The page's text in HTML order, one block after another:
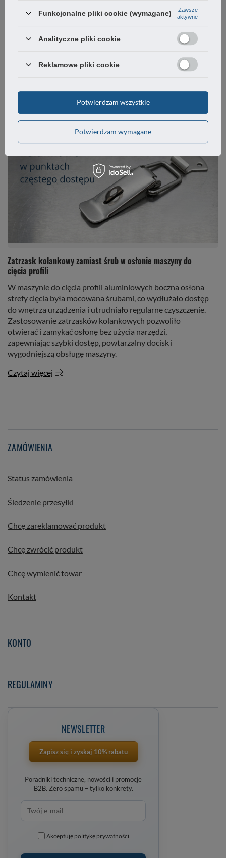
Z NASZEGO BLOGA
Zatrzask kolankowy zamiast śrub w osłonie maszyny do
cięcia profili
W maszynie do cięcia profili aluminiowych boczna osłona
strefy cięcia była mocowana śrubami, co wydłużało dostęp
do wnętrza urządzenia i utrudniało regularne czyszczenie.
Zastosowanie zatrzasków kolankowych pozwoliło
otwierać i zamykać osłonę bez użycia narzędzi,
zapewniając szybki dostęp, powtarzalny docisk i
wygodniejszą obsługę maszyny.
Czytaj więcej
ZAMÓWIENIA
Status zamówienia
Śledzenie przesyłki
Chcę zareklamować produkt
Chcę zwrócić produkt
Chcę wymienić towar
Kontakt
KONTO
REGULAMINY
NEWSLETTER
Zapisz się i zyskaj 10% rabatu
Poradniki techniczne, nowości i promocje
B2B. Zero spamu – tylko konkrety.
Akceptuję politykę prywatności
Funkcjonalne pliki cookie (wymagane)
Zawsze
aktywne
Analityczne pliki cookie
Reklamowe pliki cookie
Potwierdzam wymagane
Potwierdzam wszystkie